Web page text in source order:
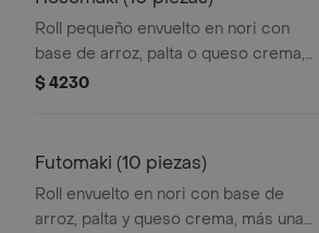
Roll pequeño envuelto en nori con
base de arroz, palta o queso crema,
más una proteína o verdura a
$ 4230
Futomaki (10 piezas)
Roll envuelto en nori con base de
arroz, palta y queso crema, más una